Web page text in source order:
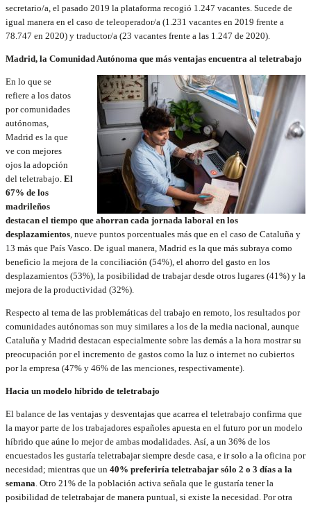
secretario/a, el pasado 2019 la plataforma recogió 1.247 vacantes. Sucede de
igual manera en el caso de teleoperador/a (1.231 vacantes en 2019 frente a
78.747 en 2020) y traductor/a (23 vacantes frente a las 1.247 de 2020).
Madrid, la Comunidad Autónoma que más ventajas encuentra al teletrabajo
En lo que se
refiere a los datos
por comunidades
autónomas,
Madrid es la que
ve con mejores
ojos la adopción
del teletrabajo. El
67% de los
madrileños
destacan el tiempo que ahorran cada jornada laboral en los
desplazamientos , nueve puntos porcentuales más que en el caso de Cataluña y
13 más que País Vasco. De igual manera, Madrid es la que más subraya como
beneficio la mejora de la conciliación (54%), el ahorro del gasto en los
desplazamientos (53%), la posibilidad de trabajar desde otros lugares (41%) y la
mejora de la productividad (32%).
Respecto al tema de las problemáticas del trabajo en remoto, los resultados por
comunidades autónomas son muy similares a los de la media nacional, aunque
Cataluña y Madrid destacan especialmente sobre las demás a la hora mostrar su
preocupación por el incremento de gastos como la luz o internet no cubiertos
por la empresa (47% y 46% de las menciones, respectivamente).
Hacia un modelo híbrido de teletrabajo
El balance de las ventajas y desventajas que acarrea el teletrabajo confirma que
la mayor parte de los trabajadores españoles apuesta en el futuro por un modelo
híbrido que aúne lo mejor de ambas modalidades. Así, a un 36% de los
encuestados les gustaría teletrabajar siempre desde casa, e ir solo a la oficina por
necesidad; mientras que un 40% preferiría teletrabajar sólo 2 o 3 días a la
semana . Otro 21% de la población activa señala que le gustaría tener la
posibilidad de teletrabajar de manera puntual, si existe la necesidad. Por otra